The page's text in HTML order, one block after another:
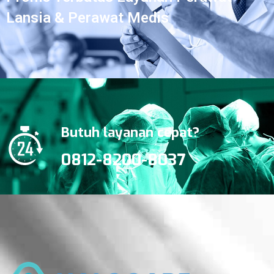
Lansia & Perawat Medis
Butuh layanan cepat?
0812-8200-8037